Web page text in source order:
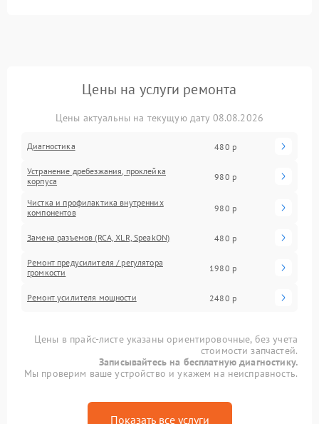
Цены на услуги ремонта
Цены актуальны на текущую дату 08.08.2026
Диагностика 480 р
Устранение дребезжания, проклейка
корпуса
980 р
Чистка и профилактика внутренних
компонентов
980 р
Замена разъемов (RCA, XLR, SpeakON) 480 р
Ремонт предусилителя / регулятора
громкости
1980 р
Ремонт усилителя мощности 2480 р
Цены в прайс-листе указаны ориентировочные, без учета
стоимости запчастей.
Записывайтесь на бесплатную диагностику.
Мы проверим ваше устройство и укажем на неисправность.
Показать все услуги